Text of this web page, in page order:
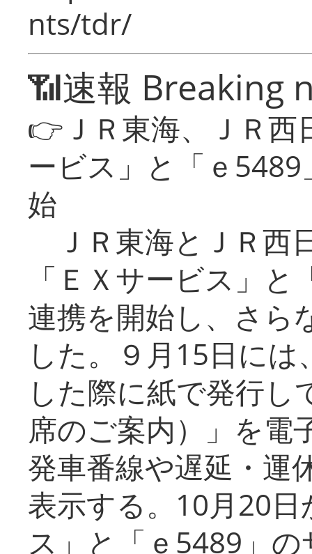
nts/tdr/
📶速報 Breaking
👉ＪＲ東海、ＪＲ
ービス」と「ｅ
始
ＪＲ東海とＪＲ西
「ＥＸサービス」
連携を開始し、さら
した。９月15日に
した際に紙で発行し
席のご案内）」を電
発車番線や遅延・運
表示する。10月20
ス」と「ｅ5489」